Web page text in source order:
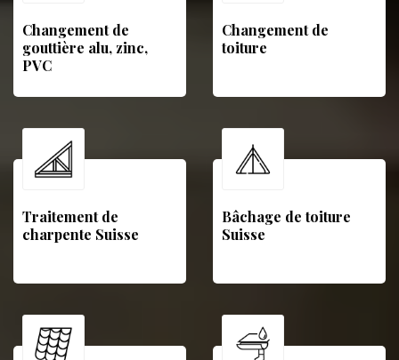
Changement de
gouttière alu, zinc,
PVC
Changement de
toiture
Traitement de
charpente Suisse
Bâchage de toiture
Suisse